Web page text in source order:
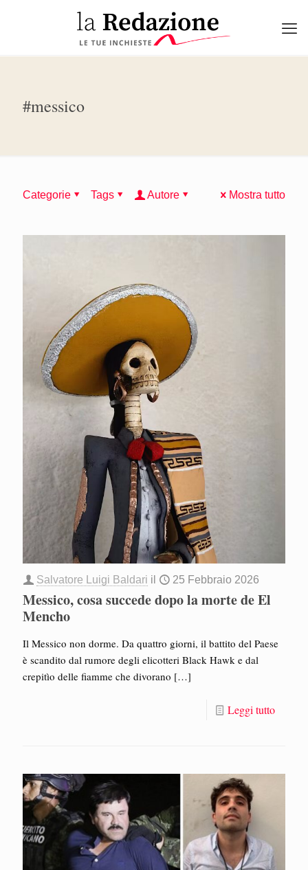
#messico
Categorie Tags Autore Mostra tutto
Salvatore Luigi Baldari il 25 Febbraio 2026
Messico, cosa succede dopo la morte de El
Mencho
Il Messico non dorme. Da quattro giorni, il battito del Paese
è scandito dal rumore degli elicotteri Black Hawk e dal
crepitìo delle fiamme che divorano […]
Leggi tutto